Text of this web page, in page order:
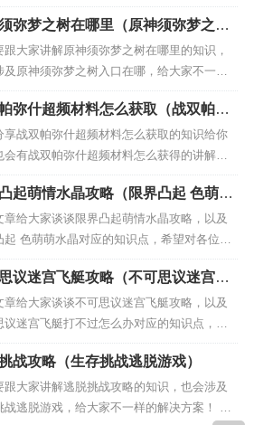
别忘了关注本站，现在开始吧！ 本文目录一
《攻城掠地》183徐晃副本怎么过 2、攻城
珍宝过183副本心得 183副本怎么打 3、攻城
级徐晃副本怎么打 4、倒水游戏...
弥梦之树在哪里（原神须弥梦之树
哪）
跟大家讲解原神须弥梦之树在哪里的知识，
及原神须弥梦之树入口在哪，给大家不一样
方案！ 本文目录一览： 1、原神梦之树位置
树在哪 3、原神梦之树怎么解锁 原神梦之树
神梦之树的位置如下：工具／原料：iPhone
、原神3.01、通过下图的位置传...
弥什超频材料怎么获取（战双帕弥
材料怎么获得）
享战双帕弥什超频材料怎么获取的知识给你
会有战双帕弥什超频材料怎么获得的讲解，
以解决你们现在的问题！ 本文目录一览：
帕弥什巴顿超频极怎么用 2、超频共振商店
3、战双多少级升到勋阶 4、战双帕弥什6星
鸣材料怎么获取？ 5、辉光芯片怎么获得 6...
起萌情水晶攻略（限界凸起 色萌萌
章给大家谈谈限界凸起萌情水晶攻略，以及
起 色萌萌水晶对应的知识点，希望对各位有
，不要忘了收藏本站喔。 本文目录一览：
限界凸起:萌情水晶什么时候出港版中文 2、
起萌情水晶psv怎么操作 3、switch萌情水晶
吗 4、萌情水晶怎么换衣服 PSV限...
议迷宫飞艇攻略（不可思议迷宫飞
过怎么办）
章给大家谈谈不可思议迷宫飞艇攻略，以及
议迷宫飞艇打不过怎么办对应的知识点，希
位有所帮助，不要忘了收藏本站喔。 本文目
： 1、不思议迷宫守护者飞艇怎么打 2、不思
天空飞艇优先升级哪些? 3、不思议迷宫飞艇
4、不思议迷宫王虫飞艇获得方法介绍 5、不
战攻略（生存挑战逃脱游戏）
跟大家讲解逃脱挑战攻略的知识，也会涉及
战逃脱游戏，给大家不一样的解决方案！ 本